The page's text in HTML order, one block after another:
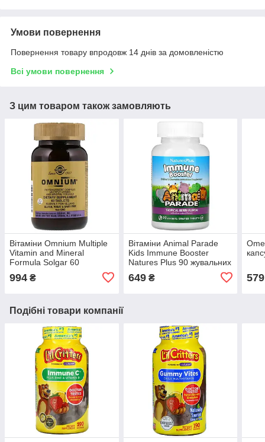
Умови повернення
Повернення товару впродовж 14 днів за домовленістю
Всі умови повернення
З цим товаром також замовляють
Вітаміни Omnium Multiple
Vitamin and Mineral
Formula Solgar 60
994 ₴
Вітаміни Animal Parade
Kids Immune Booster
Natures Plus 90 жувальних
649₴ 579
Подібні товари компанії